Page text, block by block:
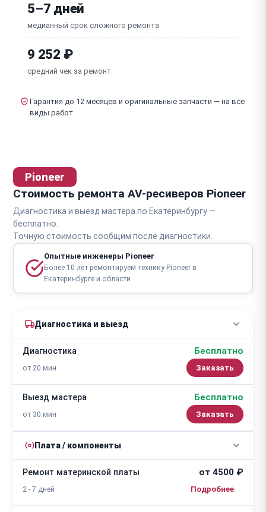
5–7 дней
медианный срок сложного ремонта
9 252 ₽
средний чек за ремонт
Гарантия до 12 месяцев и оригинальные запчасти — на все
виды работ.
Pioneer
Стоимость ремонта AV-ресиверов Pioneer
Диагностика и выезд мастера по Екатеринбургу —
бесплатно.
Точную стоимость сообщим после диагностики.
Опытные инженеры Pioneer
Более 10 лет ремонтируем технику Pioneer в
Екатеринбурге и области
Диагностика и выезд
Диагностика
от 20 мин
Бесплатно
Заказать
Выезд мастера
от 30 мин
Бесплатно
Заказать
Плата / компоненты
Ремонт материнской платы
2 - 7 дней
от 4500 ₽